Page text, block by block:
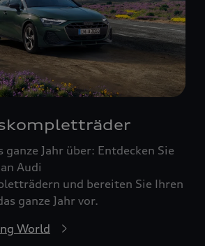
Jahr über: Entdecken Sie
Audi
und bereiten Sie Ihren
ganze Jahr vor.
World